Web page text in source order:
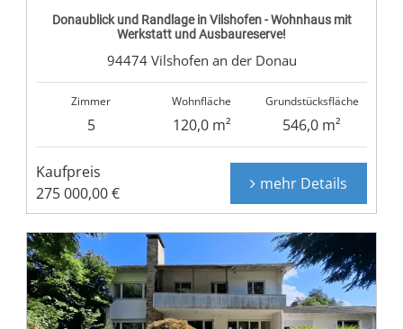
Donaublick und Randlage in Vilshofen - Wohnhaus mit
Werkstatt und Ausbaureserve!
94474 Vilshofen an der Donau
Zimmer
5
Wohnfläche
120,0 m²
Grundstücksfläche
546,0 m²
Kaufpreis
275 000,00 €
mehr Details